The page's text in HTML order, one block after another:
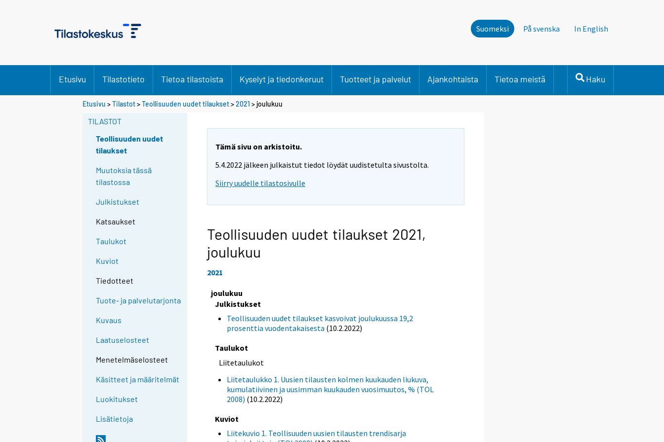
Suomeksi På svenska In English
Etusivu Tilastotieto Tietoa tilastoista Kyselyt ja tiedonkeruut Tuotteet ja palvelut Ajankohtaista Tietoa meistä Haku
Etusivu >Tilastot>Teollisuuden uudet tilaukset>2021 > joulukuu
TILASTOT
Teollisuuden uudet
tilaukset
Muutoksia tässä
tilastossa
Julkistukset
Katsaukset
Taulukot
Kuviot
Tiedotteet
Tuote- ja palvelutarjonta
Kuvaus
Laatuselosteet
Menetelmäselosteet
Käsitteet ja määritelmät
Luokitukset
Lisätietoja
Tämä sivu on arkistoitu.
5.4.2022 jälkeen julkaistut tiedot löydät uudistetulta sivustolta.
Siirry uudelle tilastosivulle
Teollisuuden uudet tilaukset 2021,
joulukuu
2021
joulukuu
Julkistukset
Teollisuuden uudet tilaukset kasvoivat joulukuussa 19,2
prosenttia vuodentakaisesta (10.2.2022)
Taulukot
Liitetaulukot
Liitetaulukko 1. Uusien tilausten kolmen kuukauden liukuva,
kumulatiivinen ja uusimman kuukauden vuosimuutos, % (TOL
2008) (10.2.2022)
Kuviot
Liitekuvio 1. Teollisuuden uusien tilausten trendisarja